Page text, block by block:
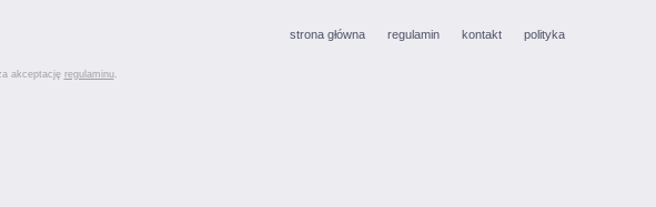
strona główna regulamin kontakt polityka
akceptację regulaminu.